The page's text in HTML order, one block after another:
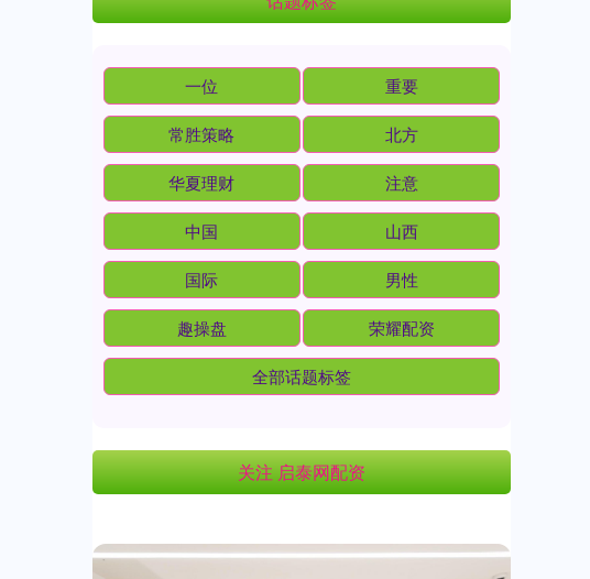
一位 重要
常胜策略 北方
华夏理财 注意
中国 山西
国际 男性
趣操盘 荣耀配资
全部话题标签
关注 启泰网配资